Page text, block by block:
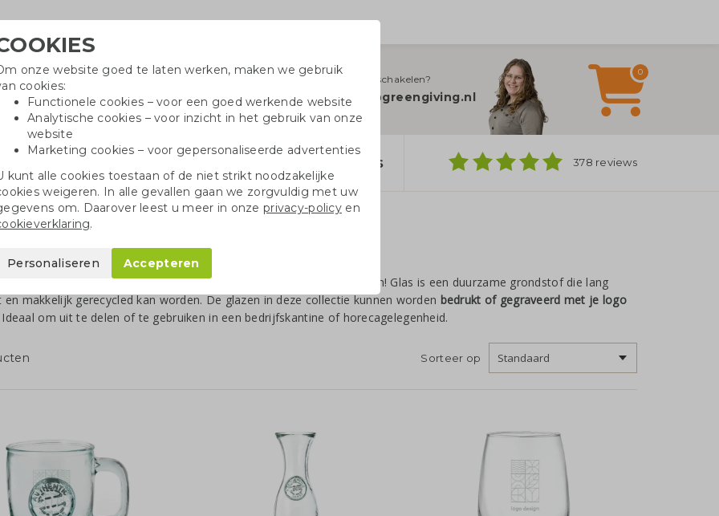
Hulplijn inschakelen?
info@greengiving.nl
0
Doppers 378 reviews
en karaffen bedrukken
of relatiesin stijl water drinken
met deze prachtige glazen! Glas is een duurzame grondstof die lang
en makkelijk gerecycled kan worden. De glazen in deze collectie kunnen worden bedrukt of gegraveerd met je logo
Ideaal om uit te delen of te gebruiken in een bedrijfskantine of horecagelegenheid.
Sorteer op
onze website goed te laten werken, maken we gebruik
cookies:
Functionele cookies – voor een goed werkende website
Analytische cookies – voor inzicht in het gebruik van onze
website
Marketing cookies – voor gepersonaliseerde advertenties
kunt alle cookies toestaan of de niet strikt noodzakelijke
weigeren. In alle gevallen gaan we zorgvuldig met uw
om. Daarover leest u meer in onzeprivacy-policyen
.
Personaliseren Accepteren